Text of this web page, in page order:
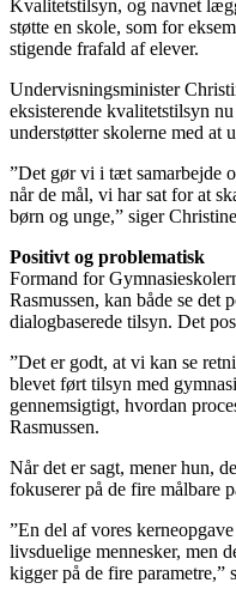
Kvalitetstilsyn, og navnet
støtte en skole, som for
stigende frafald af elever.
Undervisningsminister
eksisterende kvalitetstilsyn
understøtter skolerne med at
”Det gør vi i tæt samarbejde
når de mål, vi har sat for at
børn og unge,” siger
Positivt og problematisk
Formand for
Rasmussen, kan både se det
dialogbaserede tilsyn. Det
”Det er godt, at vi kan se
blevet ført tilsyn med
gennemsigtigt, hvordan
Rasmussen.
Når det er sagt, mener hun,
fokuserer på de fire målbare
”En del af vores
livsduelige mennesker, men
kigger på de fire parametre,”